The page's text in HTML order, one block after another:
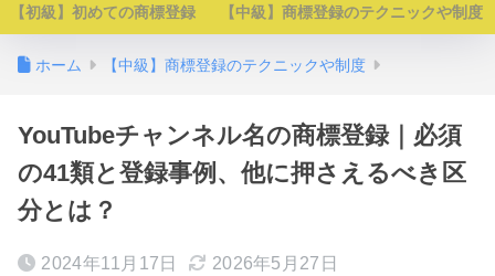
【初級】初めての商標登録 【中級】商標登録のテクニックや制度
ホーム 【中級】商標登録のテクニックや制度
YouTubeチャンネル名の商標登録｜必須
の41類と登録事例、他に押さえるべき区
分とは？
2024年11月17日 2026年5月27日